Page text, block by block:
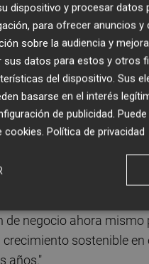
dinámico, con unas
tener presencia
sus productos
sostenible alimentos
de la agricultura
Ledó.
de negocio ahora
sostenible
años."
dispositivo y procesar datos
para ofrecer anuncios
sobre la audiencia y
sus datos para estos y otros
del dispositivo. Sus
basarse en el interés
de publicidad.
cookies. Política de privacidad